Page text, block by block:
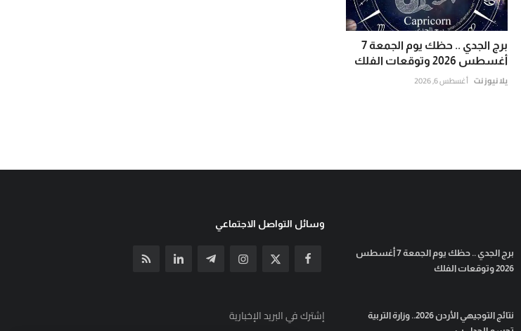
برج الجدي .. حظك يوم الجمعة 7
أغسطس 2026 وتوقعات الفلك
يلا نيوز نت أغسطس 6, 2026
برج الجدي .. حظك يوم الجمعة 7 أغسطس
2026 وتوقعات الفلك
نتائج التوجيهي الأردن 2026.. وزارة التربية
وسائل التواصل الاجتماعي
إشترك في البريد الإخبارية